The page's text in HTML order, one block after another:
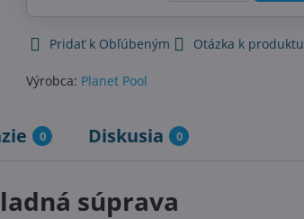
Pridať k Obľúbeným Otázka k produktu
Výrobca: Planet Pool
0 Diskusia 0
súprava